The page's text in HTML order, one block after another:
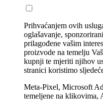
Prihvaćanjem ovih
oglašavanje,
prilagođene vašim
proizvode na temelju
kupnji te mjeriti njihov
stranici koristimo
Meta-Pixel, Microsoft
temeljene na klikovima,